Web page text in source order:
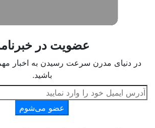
عضویت در
در دنیای مدرن سرعت رسیدن به اخبار
باشید.
عضو می‌شوم